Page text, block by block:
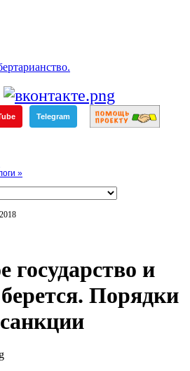
Telegram
»
государство и
Порядки